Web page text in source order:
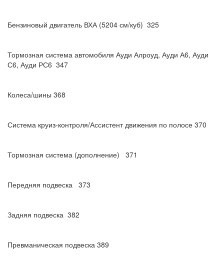
Бензиновый двигатель ВХА (5204 см/куб) 325
Тормозная система автомобиля Ауди Алроуд, Ауди А6, Ауди
С6, Ауди РС6 347
Колеса/шины 368
Система круиз-контроля/Ассистент движения по полосе 370
Тормозная система (дополнение) 371
Передняя подвеска 373
Задняя подвеска 382
Превманическая подвеска 389